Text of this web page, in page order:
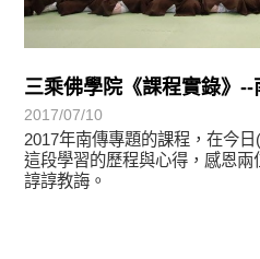
三乘佛學院《課程實錄》--
2017/07/10
2017年南傳專題的課程，在今
這段學習的歷程與心得，感恩
諄諄教誨。